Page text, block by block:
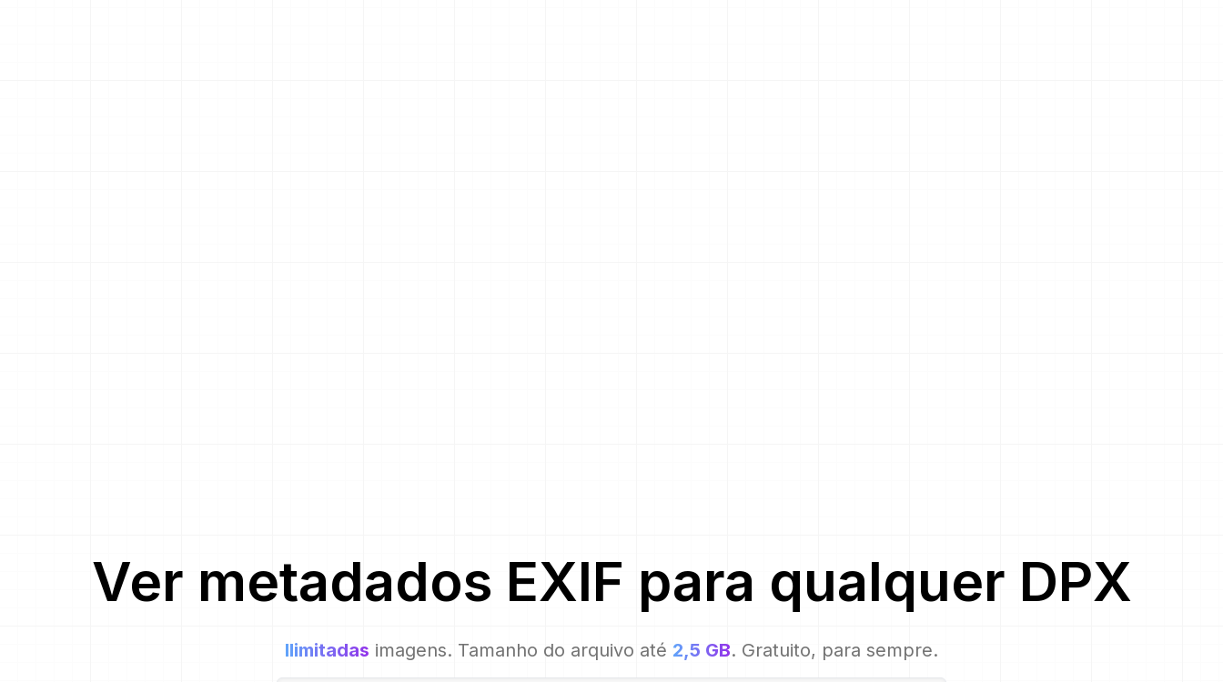
Ver metadados EXIF para qualquer DPX
Ilimitadas imagens. Tamanho do arquivo até 2,5 GB. Gratuito, para sempre.